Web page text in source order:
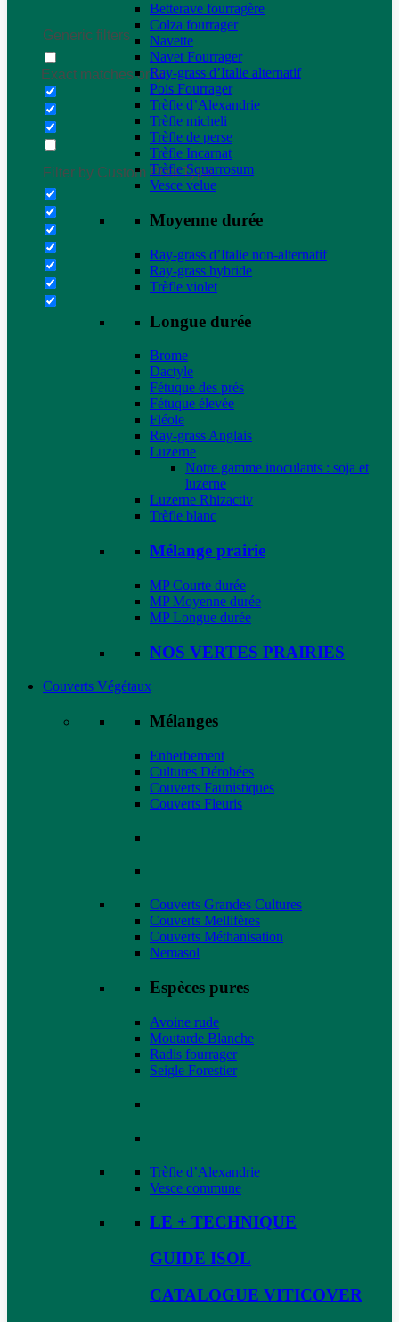
Generic filters
Exact matches only
Filter by Custom Post Type
Betterave fourragère
Colza fourrager
Navette
Navet Fourrager
Ray-grass d’Italie alternatif
Pois Fourrager
Trèfle d’Alexandrie
Trèfle micheli
Trèfle de perse
Trèfle Incarnat
Trèfle Squarrosum
Vesce velue
Moyenne durée
Ray-grass d’Italie non-alternatif
Ray-grass hybride
Trèfle violet
Longue durée
Brome
Dactyle
Fétuque des prés
Fétuque élevée
Fléole
Ray-grass Anglais
Luzerne
Notre gamme inoculants : soja et
luzerne
Luzerne Rhizactiv
Trèfle blanc
Mélange prairie
MP Courte durée
MP Moyenne durée
MP Longue durée
NOS VERTES PRAIRIES
Couverts Végétaux
Mélanges
Enherbement
Cultures Dérobées
Couverts Faunistiques
Couverts Fleuris
Couverts Grandes Cultures
Couverts Mellifères
Couverts Méthanisation
Nemasol
Espèces pures
Avoine rude
Moutarde Blanche
Radis fourrager
Seigle Forestier
Trèfle d’Alexandrie
Vesce commune
LE + TECHNIQUE
GUIDE ISOL
CATALOGUE VITICOVER